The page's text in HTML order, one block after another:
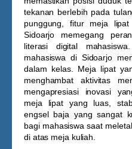
tekanan berlebih pada
punggung, fitur meja
Sidoarjo memegang
literasi digital
mahasiswa di Sidoarjo
dalam kelas. Meja lipat
menghambat aktivitas
mengapresiasi inovasi
meja lipat yang luas,
engsel baja yang sangat
bagi mahasiswa saat
di atas meja kuliah.